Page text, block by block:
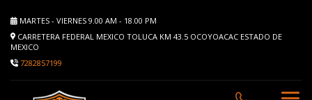
MARTES - VIERNES 9.00 AM - 18.00 PM
CARRETERA FEDERAL MEXICO TOLUCA KM 43.5 OCOYOACAC ESTADO DE
MEXICO
7282857199